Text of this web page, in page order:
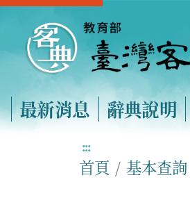
最新消息 辭典說明
:::
首頁 基本查詢